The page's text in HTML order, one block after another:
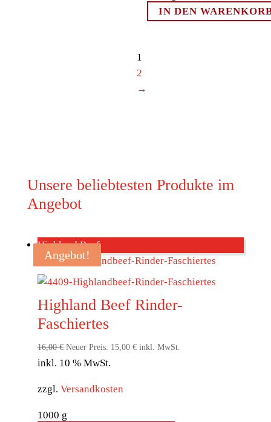
IN DEN
1
2
→
Unsere beliebtesten Produkte im
Angebot
Highland Beef
Angebot!
Highland Beef Rinder-
Faschiertes
16,00€ Ursprünglicher
Preis
16,00 €
Neuer Preis: 15,00 €Aktueller
inkl. MwSt.
inkl. 10 % MwSt.
zzgl. Versandkosten
1000 g
Angebot!
Angebot!
Angebot!
Angebot!